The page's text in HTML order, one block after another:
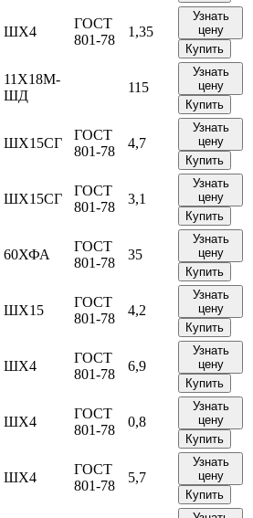
ШХ4
ГОСТ
801-78
1,35
Узнать
цену
Купить
11Х18М-
ШД
115
Узнать
цену
Купить
ШХ15СГ
ГОСТ
801-78
4,7
Узнать
цену
Купить
ШХ15СГ
ГОСТ
801-78
3,1
Узнать
цену
Купить
60ХФА
ГОСТ
801-78
35
Узнать
цену
Купить
ШХ15
ГОСТ
801-78
4,2
Узнать
цену
Купить
ШХ4
ГОСТ
801-78
6,9
Узнать
цену
Купить
ШХ4
ГОСТ
801-78
0,8
Узнать
цену
Купить
ШХ4
ГОСТ
801-78
5,7
Узнать
цену
Купить